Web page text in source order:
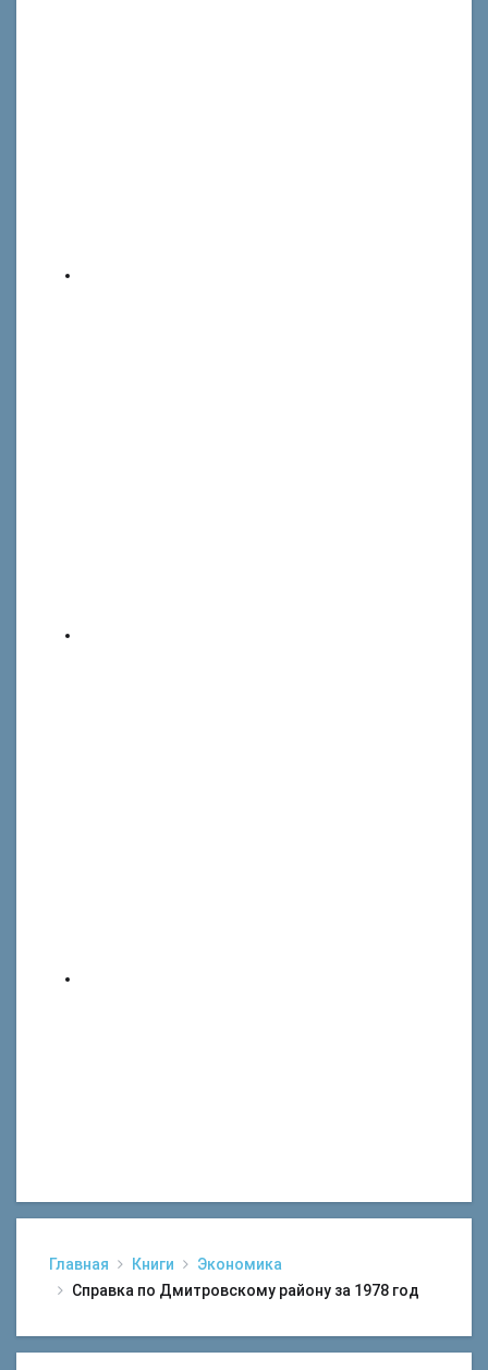
Главная Книги
Экономика
Справка по Дмитровскому району за 1978 год